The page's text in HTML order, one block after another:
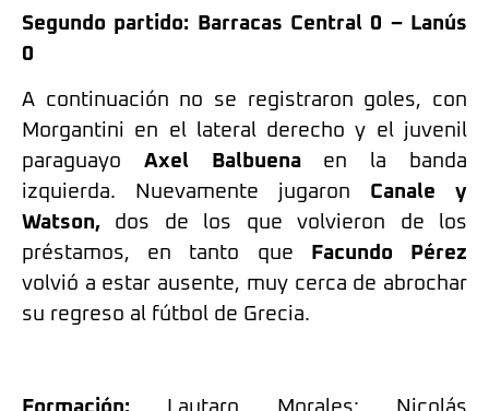
Segundo partido: Barracas Central 0 – Lanús
0
A continuación no se registraron goles, con
Morgantini en el lateral derecho y el juvenil
paraguayo Axel Balbuenaen la banda
izquierda. Nuevamente jugaron Canale y
Watson, dos de los que volvieron de los
préstamos, en tanto que
Facundo Pérez
volvió a estar ausente, muy cerca de abrochar
su regreso al fútbol de Grecia.